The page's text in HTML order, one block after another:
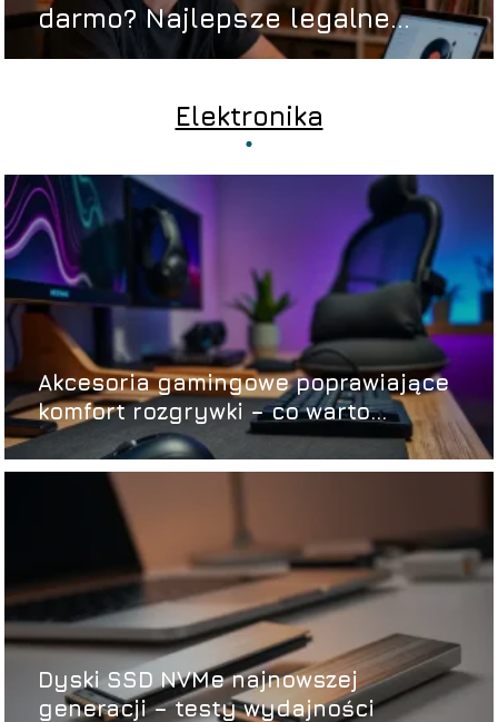
darmo? Najlepsze legalne
źródła
Elektronika
Akcesoria gamingowe poprawiające
komfort rozgrywki – co warto
wybrać?
Dyski SSD NVMe najnowszej
generacji – testy wydajności